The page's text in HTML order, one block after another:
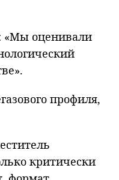
«Мы оценивали
профиля,
критически